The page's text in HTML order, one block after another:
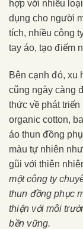
hợp với nhiều
dụng cho người
tích, nhiều công
tay áo, tạo điểm
Bên cạnh đó, xu
cũng ngày càng
thức về phát
organic cotton,
áo thun đồng
màu tự nhiên
gũi với thiên
một công ty
thun đồng phục
thiện với môi
bền vững.